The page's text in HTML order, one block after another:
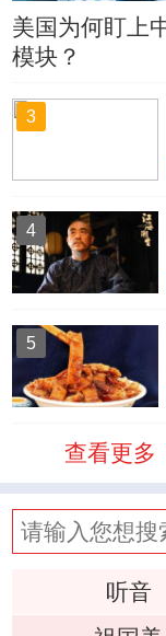
美国为何盯上
模块？
3
4
5
查看更多
听音